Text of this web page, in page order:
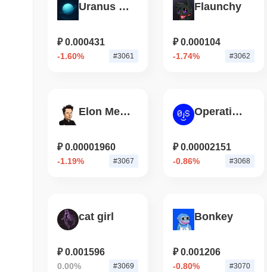
Uranus DEX
₽ 0.000431
-1.60% #3061
Flaunchy
₽ 0.000104
-1.74% #3062
Elon MemeLord
₽ 0.00001960
-1.19% #3067
Operating System
₽ 0.00002151
-0.86% #3068
cat girl
₽ 0.001596
0.00% #3069
Bonkey
₽ 0.001206
-0.80% #3070